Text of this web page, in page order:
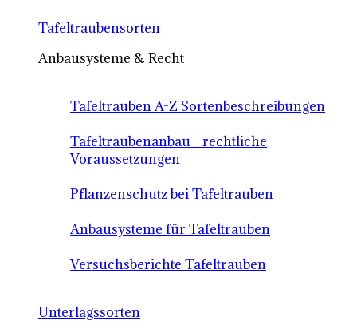
Tafeltraubensorten
Anbausysteme & Recht
Tafeltrauben A-Z Sortenbeschreibungen
Tafeltraubenanbau - rechtliche
Voraussetzungen
Pflanzenschutz bei Tafeltrauben
Anbausysteme für Tafeltrauben
Versuchsberichte Tafeltrauben
Unterlagssorten